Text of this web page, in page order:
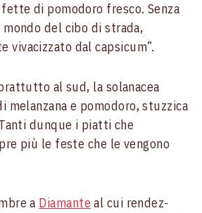
di pomodoro fresco. Senza
del cibo di strada,
vivacizzato dal capsicum”.
al sud, la solanacea
melanzana e pomodoro, stuzzica
dunque i piatti che
più le feste che le vengono
a Diamanteal cui rendez-